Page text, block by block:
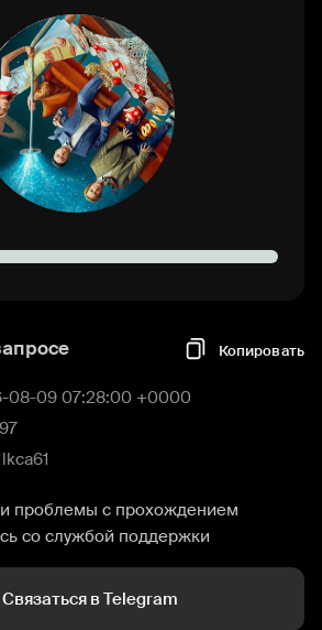
Копировать
08-09 07:28:00 +0000
проблемы с прохождением
со службой поддержки
Связаться в Telegram